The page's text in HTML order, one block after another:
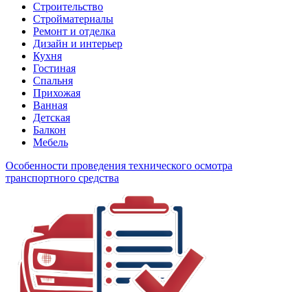
Строительство
Стройматериалы
Ремонт и отделка
Дизайн и интерьер
Кухня
Гостиная
Спальня
Прихожая
Ванная
Детская
Балкон
Мебель
Особенности проведения технического осмотра
транспортного средства